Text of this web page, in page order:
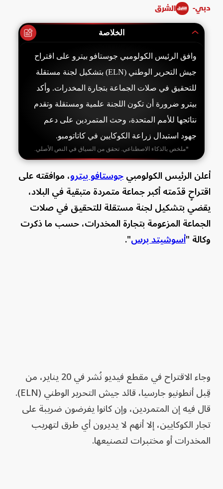
دبي- الشرق
الخلاصة
وافق الرئيس الكولومبي جوستافو بيترو على اقتراح
جيش التحرير الوطني (ELN) بتشكيل لجنة مستقلة
للتحقيق في صلات الجماعة بتجارة المخدرات. وأكد
بيترو ضرورة أن تكون اللجنة علمية ومستقلة وتقدم
نتائجها للأمم المتحدة، وحث المتمردين على دعم
جهود استبدال زراعة الكوكايين في كاتاتومبو.
*ملخص بالذكاء الاصطناعي. تحقق من السياق في النص الأصلي.
أعلن الرئيس الكولومبيجوستافو بيترو، موافقته على
اقتراحٍ قدّمته أكبر جماعة متمردة متبقية في البلاد،
يقضي بتشكيل لجنة مستقلة للتحقيق في صلات
الجماعة المزعومة بتجارة المخدرات، حسب ما ذكرت
وكالة "أسوشيتد برس".
وجاء الاقتراح في مقطع فيديو نُشر في 20 يناير، من
قِبل أنطونيو جارسيا، قائد جيش التحرير الوطني (ELN).
قال فيه إن المتمردين، وإن كانوا يفرضون ضريبة على
تجار الكوكايين، إلا أنهم لا يديرون أي طرق لتهريب
المخدرات أو مختبرات لتصنيعها.